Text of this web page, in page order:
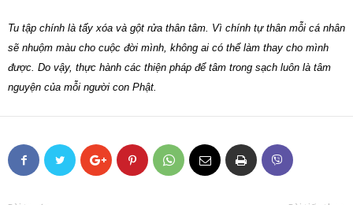
Tu tập chính là tẩy xóa và gột rửa thân tâm. Vì chính tự thân mỗi cá nhân
sẽ nhuộm màu cho cuộc đời mình, không ai có thể làm thay cho mình
được. Do vậy, thực hành các thiện pháp để tâm trong sạch luôn là tâm
nguyện của mỗi người con Phật.